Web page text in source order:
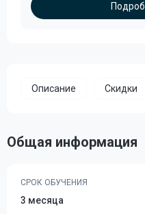
Описание Скидки
Общая информация
СРОК ОБУЧЕНИЯ
3 месяца